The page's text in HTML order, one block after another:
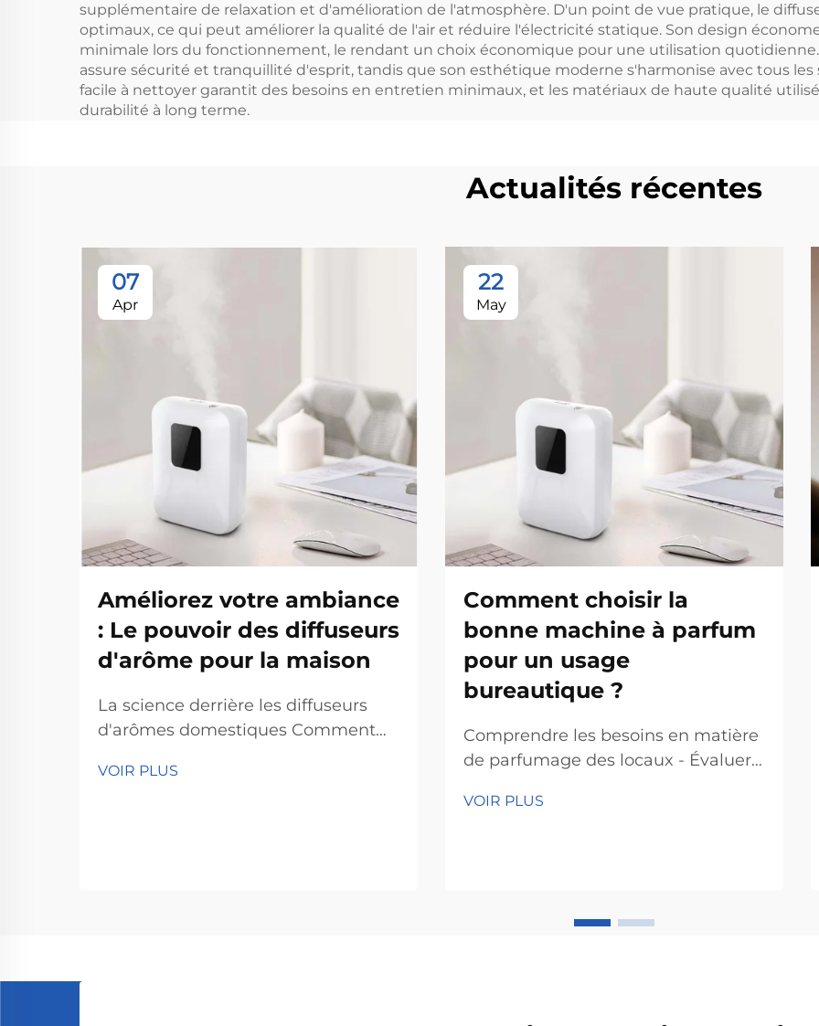
supplémentaire de relaxation et d'amélioration de l'atmosphère. D'un point de vue pratique, le
optimaux, ce qui peut améliorer la qualité de l'air et réduire l'électricité statique. Son design
minimale lors du fonctionnement, le rendant un choix économique pour une utilisation
assure sécurité et tranquillité d'esprit, tandis que son esthétique moderne s'harmonise avec tous
facile à nettoyer garantit des besoins en entretien minimaux, et les matériaux de haute qualité
durabilité à long terme.
Actualités récentes
07
Apr
Améliorez votre ambiance
: Le pouvoir des diffuseurs
d'arôme pour la maison
La science derrière les diffuseurs
d'arômes domestiques Comment
diffusion Les diffuseurs d'arômes
VOIR PLUS
22
May
Comment choisir la
bonne machine à parfum
pour un usage
bureautique ?
Comprendre les besoins en matière
de parfumage des locaux - Évaluer
l'espace : Choisir la bonne machine
nécessitent des machines à parfum
VOIR PLUS